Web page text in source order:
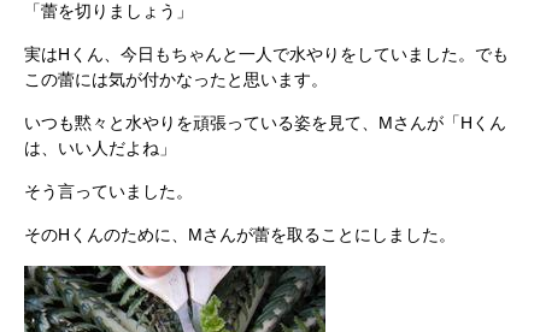
「蕾を切りましょう」
実はHくん、今日もちゃんと一人で水やりをしていました。でも
この蕾には気が付かなったと思います。
いつも黙々と水やりを頑張っている姿を見て、Mさんが「Hくん
は、いい人だよね」
そう言っていました。
そのHくんのために、Mさんが蕾を取ることにしました。